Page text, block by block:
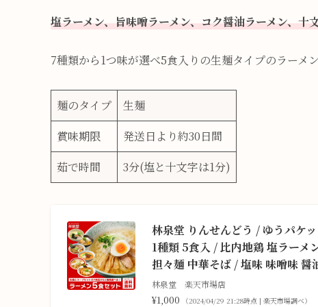
塩ラーメン、旨味噌ラーメン、コク醤油ラーメン、十
7種類から1つ味が選べ5食入りの生麺タイプのラーメン
麺のタイプ
生麺
賞味期限
発送日より約30日間
茹で時間
3分(塩と十文字は1分)
林泉堂 りんせんどう / ゆうパケ
1種類 5食入 / 比内地鶏 塩ラーメ
担々麺 中華そば / 塩味 味噌味 醤
林泉堂 楽天市場店
¥1,000 （2024/04/29 21:28時点 | 楽天市場調べ）